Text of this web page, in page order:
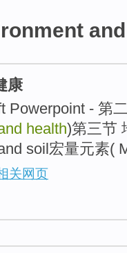
康
Powerpoint - 第
health)第三节
soil宏量元素(
关网页